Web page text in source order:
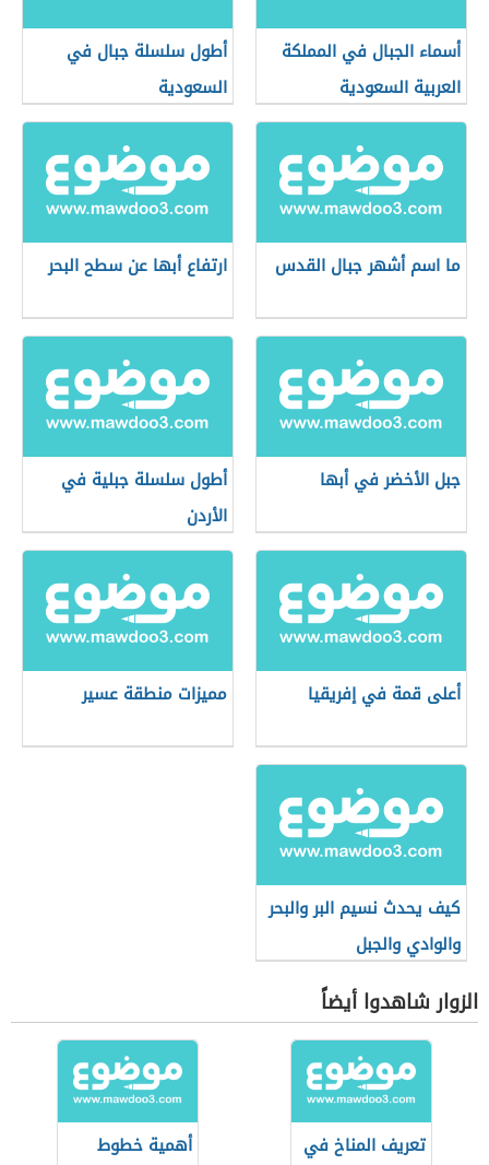
أسماء الجبال في المملكة
العربية السعودية
أطول سلسلة جبال في
السعودية
ما اسم أشهر جبال القدس ارتفاع أبها عن سطح البحر
جبل الأخضر في أبها
أطول سلسلة جبلية في
الأردن
أعلى قمة في إفريقيا مميزات منطقة عسير
كيف يحدث نسيم البر والبحر
والوادي والجبل
الزوار شاهدوا أيضاً
تعريف المناخ في
أهمية خطوط